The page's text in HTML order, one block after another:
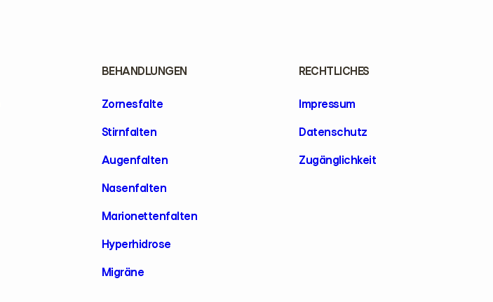
BEHANDLUNGEN
Zornesfalte
Stirnfalten
Augenfalten
Nasenfalten
Marionettenfalten
Hyperhidrose
Migräne
RECHTLICHES
Impressum
Datenschutz
Zugänglichkeit